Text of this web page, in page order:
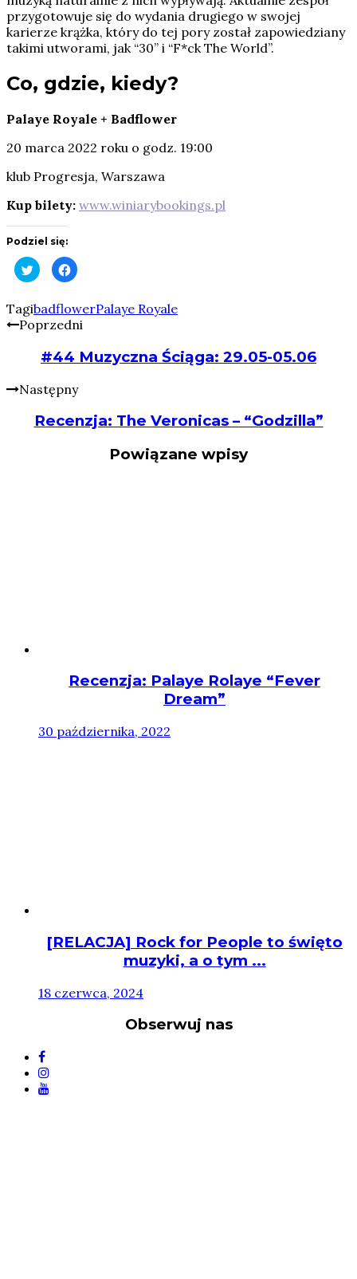
przygotowuje się do wydania drugiego w swojej
karierze krążka, który do tej pory został zapowiedziany
takimi utworami, jak “30” i “F*ck The World”.
Co, gdzie, kiedy?
Palaye Royale + Badflower
20 marca 2022 roku o godz. 19:00
klub Progresja, Warszawa
Kup bilety: www.winiarybookings.pl
Podziel się:
Click
to
share
Twitter
(Opens
in
new
Click
to
Facebook
(Opens
in
new
TagibadflowerPalaye Royale
Poprzedni
#44 Muzyczna Ściąga: 29.05-05.06
Następny
Recenzja: The Veronicas – “Godzilla”
Powiązane wpisy
Recenzja: Palaye Rolaye “Fever
Dream”
30 października, 2022
[RELACJA] Rock for People to święto
muzyki, a o tym ...
18 czerwca, 2024
Obserwuj nas